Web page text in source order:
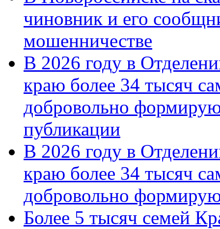
чиновник и его
мошенничестве
В 2026 году в
краю более 34 тысяч
добровольно
публикации
В 2026 году в
краю более 34 тысяч
добровольно
Более 5 тысяч семей